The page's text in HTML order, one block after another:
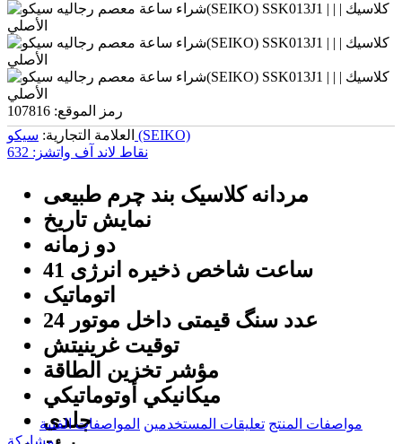
رمز الموقع: 107816
العلامة التجارية: سیکو (SEIKO)
نقاط لاند آف واتشز: 632
مردانه کلاسیک بند چرم طبیعی
نمایش تاریخ
دو زمانه
41 ساعت شاخص ذخیره انرژی
اتوماتیک
24 عدد سنگ قیمتی داخل موتور
توقيت غرينيتش
مؤشر تخزين الطاقة
ميكانيكي أوتوماتيكي
جلدی
مواصفات المنتج تعليقات المستخدمين المواصفات الفنية
مشاركة